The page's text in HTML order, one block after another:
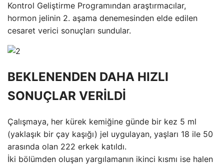
Kontrol Geliştirme Programından araştırmacılar,
hormon jelinin 2. aşama denemesinden elde edilen
cesaret verici sonuçları sundular.
BEKLENENDEN DAHA HIZLI
SONUÇLAR VERİLDİ
Çalışmaya, her kürek kemiğine günde bir kez 5 ml
(yaklaşık bir çay kaşığı) jel uygulayan, yaşları 18 ile 50
arasında olan 222 erkek katıldı.
İki bölümden oluşan yargılamanın ikinci kısmı ise halen